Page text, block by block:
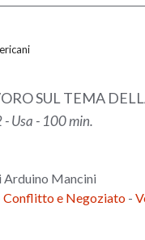
SUL TEMA
- Usa - 100 min.
Arduino Mancini
Conflitto e Negoziato -